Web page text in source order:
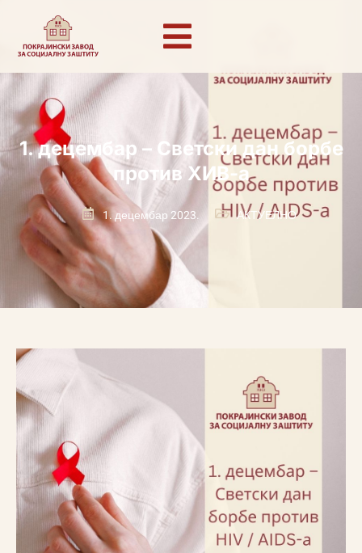
1. децембaр – Светски дан борбе
против ХИВ-а
1. децембар 2023. АКТУЕЛНО